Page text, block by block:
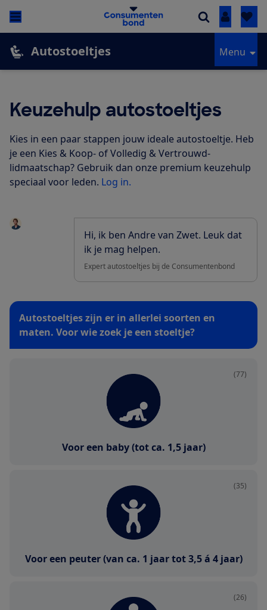
Inloggen
Autostoeltjes Menu
Keuzehulp autostoeltjes
Kies in een paar stappen jouw ideale autostoeltje. Heb
je een Kies & Koop- of Volledig & Vertrouwd-
lidmaatschap? Gebruik dan onze premium keuzehulp
speciaal voor leden. Log in.
Hi, ik ben Andre van Zwet. Leuk dat
ik je mag helpen.
Expert autostoeltjes bij de Consumentenbond
Autostoeltjes zijn er in allerlei soorten en
maten. Voor wie zoek je een stoeltje?
Voor een baby (tot ca. 1,5 jaar)
(77)
Voor een peuter (van ca. 1 jaar tot 3,5 á 4 jaar)
(35)
(26)